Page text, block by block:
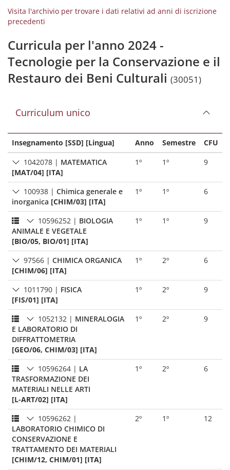
Visita l'archivio per trovare i dati relativi ad anni di iscrizione
precedenti
Curricula per l'anno 2024 -
Tecnologie per la Conservazione e il
Restauro dei Beni Culturali (30051)
Curriculum unico
Insegnamento [SSD] [Lingua] Anno Semestre
CFU
1042078 | MATEMATICA
[MAT/04] [ITA]
1º 1º 9
100938 | Chimica generale e
inorganica [CHIM/03] [ITA]
1º 1º 6
10596252 | BIOLOGIA
ANIMALE E VEGETALE
[BIO/05, BIO/01] [ITA]
1º 1º 9
97566 | CHIMICA ORGANICA
[CHIM/06] [ITA]
1º 2º 6
1011790 | FISICA
[FIS/01] [ITA]
1º 2º 9
1052132 | MINERALOGIA
E LABORATORIO DI
DIFFRATTOMETRIA
[GEO/06, CHIM/03] [ITA]
1º 2º 9
10596264 | LA
TRASFORMAZIONE DEI
MATERIALI NELLE ARTI
[L-ART/02] [ITA]
1º 2º 6
10596262 |
LABORATORIO CHIMICO DI
CONSERVAZIONE E
TRATTAMENTO DEI MATERIALI
[CHIM/12, CHIM/01] [ITA]
2º 1º 12